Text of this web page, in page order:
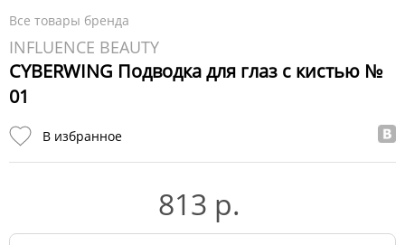
Все товары бренда
INFLUENCE BEAUTY
CYBERWING Подводка для глаз с кистью №
01
В избранное
813 р.